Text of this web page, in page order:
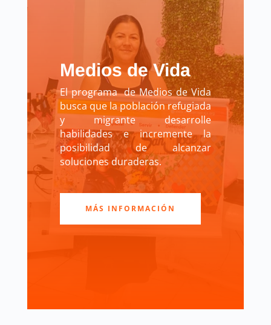
Medios de Vida
El programa de Medios de Vida
busca que la población refugiada
y migrante desarrolle
habilidades e incremente la
posibilidad de alcanzar
soluciones duraderas.
MÁS INFORMACIÓN